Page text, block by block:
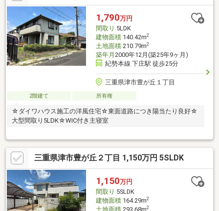
1,790万円
間取り 5LDK
建物面積140.42m2
土地面積210.79m2
築年月 2000年12月(築25年9ヶ月)
紀勢本線 下庄駅 徒歩25分
三重県津市豊が丘１丁目
2階建て 所有権
☆ダイワハウス施工の洋風住宅☆東面道路につき陽当たり良好☆
大型間取り5LDK☆WIC付き主寝室
三重県津市豊が丘２丁目 1,150万円 5SLDK
1,150万円
間取り 5SLDK
建物面積164.29m2
土地面積293.68m2